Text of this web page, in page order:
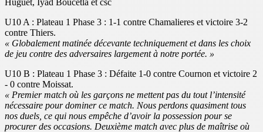
Huguet, Iyad Boucetla et csc
U10 A : Plateau 1 Phase 3 : 1-1 contre Chamalieres et victoire 3-2
contre Thiers.
« Globalement matinée décevante techniquement et dans les choix
de jeu contre des adversaires largement à notre portée. »
U10 B : Plateau 1 Phase 3 : Défaite 1-0 contre Cournon et victoire 2
- 0 contre Moissat.
« Premier match où les garçons ne mettent pas du tout l’intensité
nécessaire pour dominer ce match. Nous perdons quasiment tous
nos duels, ce qui nous empêche d’avoir la possession pour se
procurer des occasions. Deuxième match avec plus de maîtrise où